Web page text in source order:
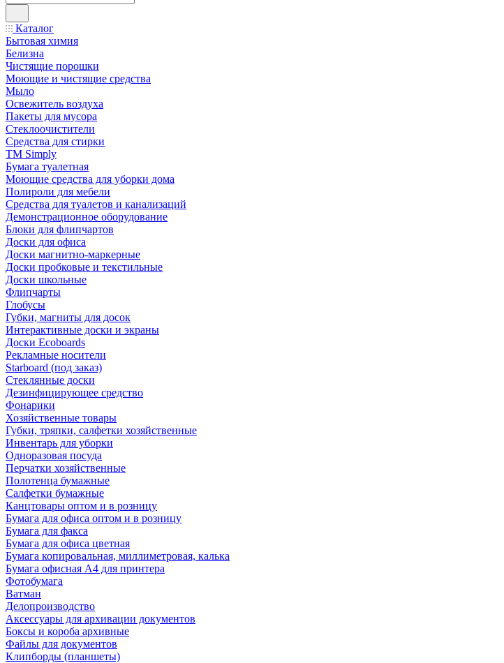
Каталог
Бытовая химия
Белизна
Чистящие порошки
Моющие и чистящие средства
Мыло
Освежитель воздуха
Пакеты для мусора
Стеклоочистители
Средства для стирки
TM Simply
Бумага туалетная
Моющие средства для уборки дома
Полироли для мебели
Средства для туалетов и канализаций
Демонстрационное оборудование
Блоки для флипчартов
Доски для офиса
Доски магнитно-маркерные
Доски пробковые и текстильные
Доски школьные
Флипчарты
Глобусы
Губки, магниты для досок
Интерактивные доски и экраны
Доски Ecoboards
Рекламные носители
Starboard (под заказ)
Стеклянные доски
Дезинфицирующее средство
Фонарики
Хозяйственные товары
Губки, тряпки, салфетки хозяйственные
Инвентарь для уборки
Одноразовая посуда
Перчатки хозяйственные
Полотенца бумажные
Салфетки бумажные
Канцтовары оптом и в розницу
Бумага для офиса оптом и в розницу
Бумага для факса
Бумага для офиса цветная
Бумага копировальная, миллиметровая, калька
Бумага офисная А4 для принтера
Фотобумага
Ватман
Делопроизводство
Аксессуары для архивации документов
Боксы и короба архивные
Файлы для документов
Клипборды (планшеты)